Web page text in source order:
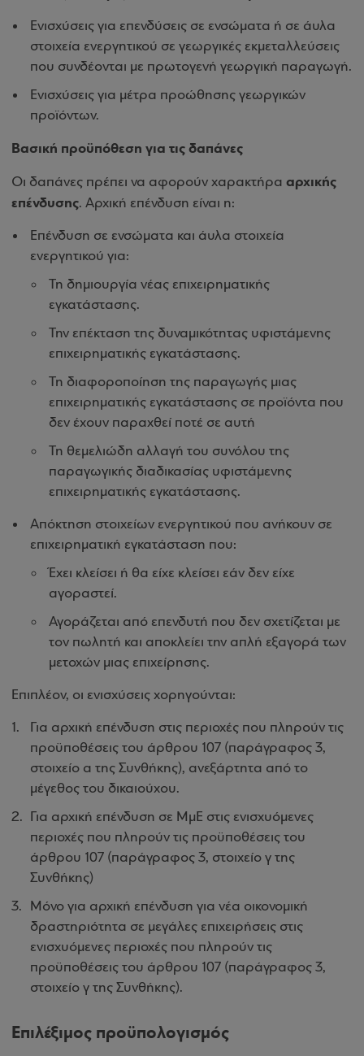
Ενισχύσεις για επενδύσεις σε ενσώματα ή σε άυλα
στοιχεία ενεργητικού σε γεωργικές εκμεταλλεύσεις
που συνδέονται με πρωτογενή γεωργική παραγωγή.
Ενισχύσεις για μέτρα προώθησης γεωργικών
προϊόντων.
Βασική προϋπόθεση για τις δαπάνες
Οι δαπάνες πρέπει να αφορούν χαρακτήρα αρχικής
επένδυσης. Αρχική επένδυση είναι η:
Επένδυση σε ενσώματα και άυλα στοιχεία
ενεργητικού για:
Τη δημιουργία νέας επιχειρηματικής
εγκατάστασης.
Την επέκταση της δυναμικότητας υφιστάμενης
επιχειρηματικής εγκατάστασης.
Τη διαφοροποίηση της παραγωγής μιας
επιχειρηματικής εγκατάστασης σε προϊόντα που
δεν έχουν παραχθεί ποτέ σε αυτή
Τη θεμελιώδη αλλαγή του συνόλου της
παραγωγικής διαδικασίας υφιστάμενης
επιχειρηματικής εγκατάστασης.
Απόκτηση στοιχείων ενεργητικού που ανήκουν σε
επιχειρηματική εγκατάσταση που:
Έχει κλείσει ή θα είχε κλείσει εάν δεν είχε
αγοραστεί.
Αγοράζεται από επενδυτή που δεν σχετίζεται με
τον πωλητή και αποκλείει την απλή εξαγορά των
μετοχών μιας επιχείρησης.
Επιπλέον, οι ενισχύσεις χορηγούνται:
Για αρχική επένδυση στις περιοχές που πληρούν τις
προϋποθέσεις του άρθρου 107 (παράγραφος 3,
στοιχείο α της Συνθήκης), ανεξάρτητα από το
μέγεθος του δικαιούχου.
Για αρχική επένδυση σε ΜμΕ στις ενισχυόμενες
περιοχές που πληρούν τις προϋποθέσεις του
άρθρου 107 (παράγραφος 3, στοιχείο γ της
Συνθήκης)
Μόνο για αρχική επένδυση για νέα οικονομική
δραστηριότητα σε μεγάλες επιχειρήσεις στις
ενισχυόμενες περιοχές που πληρούν τις
προϋποθέσεις του άρθρου 107 (παράγραφος 3,
στοιχείο γ της Συνθήκης).
Επιλέξιμος προϋπολογισμός